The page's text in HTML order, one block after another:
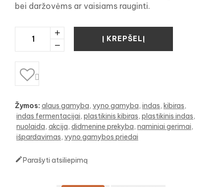
bei daržovėms ar vaisiams rauginti.
Į KREPŠELĮ

Žymos: alaus gamyba vyno gamyba indas kibiras
indas fermentacijai plastikinis kibiras plastikinis indas
nuolaida akcija didmenine prekyba naminiai gerimai
išpardavimas vyno gamybos priedai
Parašyti atsiliepimą